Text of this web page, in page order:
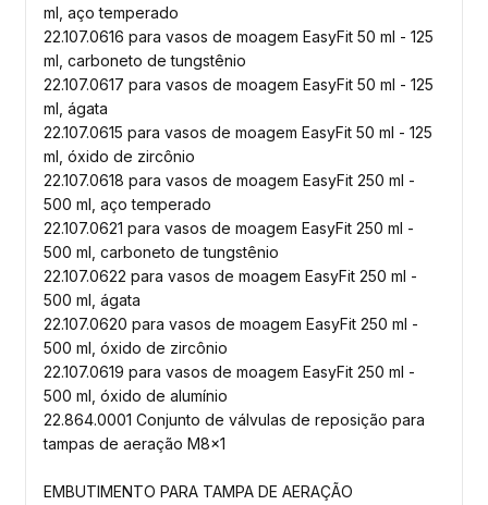
ml, aço temperado
22.107.0616 para vasos de moagem EasyFit 50 ml - 125
ml, carboneto de tungstênio
22.107.0617 para vasos de moagem EasyFit 50 ml - 125
ml, ágata
22.107.0615 para vasos de moagem EasyFit 50 ml - 125
ml, óxido de zircônio
22.107.0618 para vasos de moagem EasyFit 250 ml -
500 ml, aço temperado
22.107.0621 para vasos de moagem EasyFit 250 ml -
500 ml, carboneto de tungstênio
22.107.0622 para vasos de moagem EasyFit 250 ml -
500 ml, ágata
22.107.0620 para vasos de moagem EasyFit 250 ml -
500 ml, óxido de zircônio
22.107.0619 para vasos de moagem EasyFit 250 ml -
500 ml, óxido de alumínio
22.864.0001 Conjunto de válvulas de reposição para
tampas de aeração M8x1
EMBUTIMENTO PARA TAMPA DE AERAÇÃO